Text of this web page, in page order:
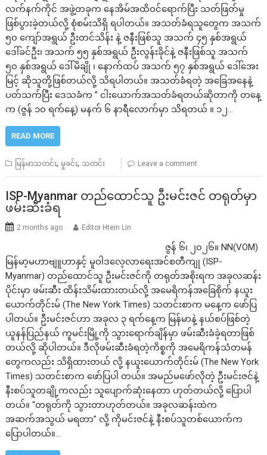
လက်နက်ကိုင် အဖွဲ့တခုက နေအိမ်အထိဝင်ရောက်ပြီး သတ်ဖြတ်မှု
ဖြစ်ပွားခဲ့တယ်လို့ စုံစမ်းသိရှိ ရပါတယ်။ အသတ်ခံရသူတွေက အသက်
၅၀ ကျော်အရွယ် ဦးတင်သိန်း နဲ့ ဇနီးဖြစ်သူ အသက် ၄၅ နှစ်အရွယ်
ဒေါ်ခင်ဦး၊ အသက် ၅၅ နှစ်အရွယ် ဦးလွန်းခိုင်နဲ့ ဇနီးဖြစ်သူ အသက်
၅၀ နှစ်အရွယ် ဒေါ်မိချို ၊ နောက်ထပ် အသက် ၅၇ နှစ်အရွယ် ဒေါ်အေး
မြင့် ဆိုသူတို့ဖြစ်တယ်လို့ သိရပါတယ်။ အသတ်ခံရတဲ့ အခြေအနေနဲ့
ပတ်သက်ပြီး ဒေသခံက ” ငါးယောက်အသတ်ခံရတယ်ဆိုတာကို တနေ့
က (ဇွန် ၁၀ ရက်နေ့) မနက် ၆ နာရီလောက်မှာ သိရတယ် ။ ၁၂…
READ MORE
မြန်မာသတင်း,မှုခင်း, သတင်း Leave a comment
ISP-Myanmar တည်ထောင်သူ ဦးမင်းဇင် တရုတ်မှာ
ဖမ်းဆီးခံရ
2 months ago Editor Htein Lin
ဇွန် ၆၊ ၂၀၂၆။ NN(VOM)
မြန်မာ့မဟာဗျူဟာနှင့် မူဝါဒလေ့လာရေးအင်စတီကျု (ISP-
Myanmar) တည်ထောင်သူ ဦးမင်းဇင်ကို တရုတ်အစိုးရက အခုလဆန်း
ပိုင်းမှာ ဖမ်းဆီး ထိန်းသိမ်းထားတယ်လို့ အမေရိကန်အခြေစိုက် နယူး
ယောက်တိုင်းမ် (The New York Times) သတင်းစာက မနေ့က ဖော်ပြ
ပါတယ်။ ဦးမင်းဇင်ဟာ အခုလ ၃ ရက်နေ့က မြန်မာနဲ့ နယ်စပ်ဖြစ်တဲ့
ယူနန်ပြည်နယ် ကူမင်းမြို့ကို သွားရောက်ချိန်မှာ ဖမ်းဆီးခံခဲ့ရတာဖြစ်
တယ်လို့ ဆိုပါတယ်။ ဒီလိုဖမ်းဆီးခံရတဲ့ကိစ္စကို အမေရိကန်သံတမန်
တွေကလည်း သိရှိထားတယ် လို့ နယူးယောက်တိုင်းမ် (The New York
Times) သတင်းစာက ဖော်ပြပါ တယ်။ အမည်မဖော်လိုတဲ့ ဦးမင်းဇင်နဲ့
နီးစပ်သူတချို့ကလည်း သူပျောက်ဆုံးနေတာ ဟုတ်တယ်လို့ ပြောပါ
တယ်။ “တရုတ်ကို သွားတာဟုတ်တယ်။ အခုလဆန်းထဲက
အဆက်အသွယ် မရတာ” လို့ ကိုမင်းဇင်နဲ့ နီးစပ်သူတစ်ယောက်က
ပြောပါတယ်။…